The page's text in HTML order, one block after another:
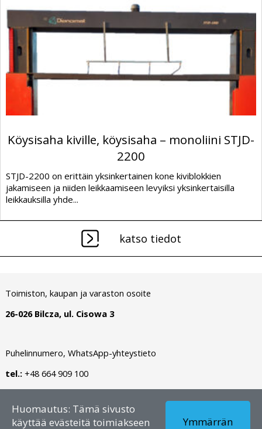
Köysisaha kiville, köysisaha – monoliini STJD-
2200
STJD-2200 on erittäin yksinkertainen kone kiviblokkien
jakamiseen ja niiden leikkaamiseen levyiksi yksinkertaisilla
leikkauksilla yhde...
katso tiedot
Toimiston, kaupan ja varaston osoite
26-026 Bilcza, ul. Cisowa 3
Puhelinnumero, WhatsApp-yhteystieto
tel.:+48 664 909 100
Tekijänoikeus © 2026 - FI – Dianormet - Kaikki oikeudet
pidätetään
Huomautus: Tämä sivusto
käyttää evästeitä toimiakseen
Ymmärrän